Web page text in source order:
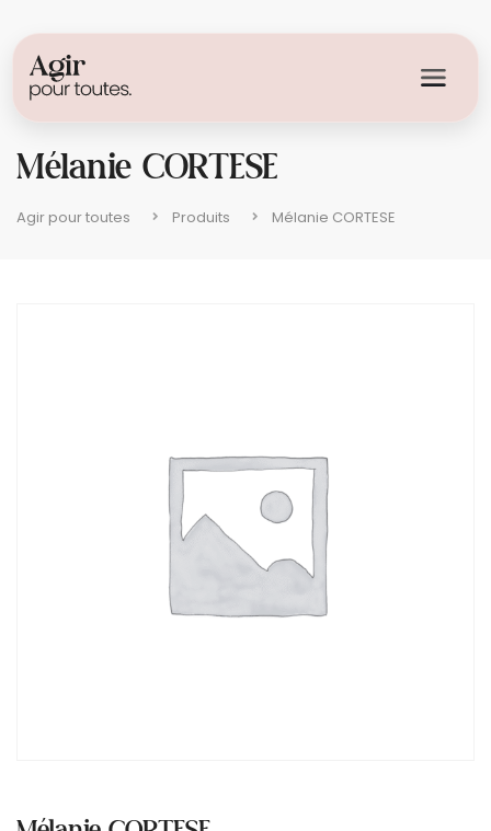
Mélanie CORTESE
Agir pour toutes Produits Mélanie CORTESE